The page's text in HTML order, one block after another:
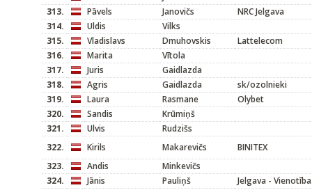
313.
Pāvels Janovičs
NRC Jelgava
314.
Uldis
Vilks
315.
Vladislavs Dmuhovskis
Lattelecom
316.
Marita
Vītola
317.
Juris
Gaidlazda
318.
Agris Gaidlazda
sk/ozolnieki
319.
Laura Rasmane
Olybet
320.
Sandis
Krūmiņš
321.
Ulvis
Rudzišs
322.
Kirils Makarevičs
BINITEX
323.
Andis
Minkevičs
324.
Jānis Pauliņš
Jelgava - Vienotība